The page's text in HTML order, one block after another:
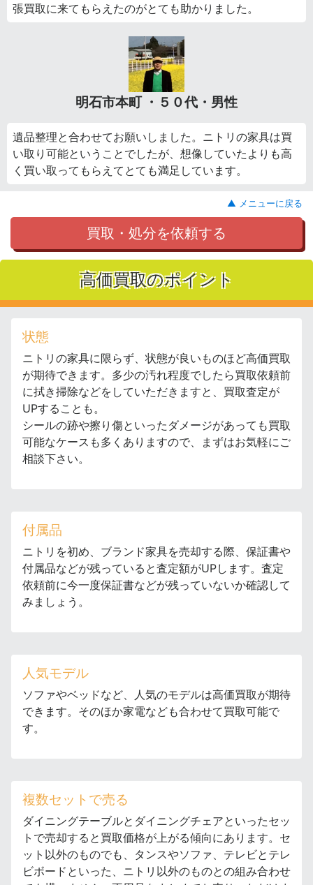
張買取に来てもらえたのがとても助かりました。
明石市本町 ・５０代・男性
遺品整理と合わせてお願いしました。ニトリの家具は買
い取り可能ということでしたが、想像していたよりも高
く買い取ってもらえてとても満足しています。
▲ メニューに戻る
買取・処分を依頼する
高価買取のポイント
状態
ニトリの家具に限らず、状態が良いものほど高価買取
が期待できます。多少の汚れ程度でしたら買取依頼前
に拭き掃除などをしていただきますと、買取査定が
UPすることも。
シールの跡や擦り傷といったダメージがあっても買取
可能なケースも多くありますので、まずはお気軽にご
相談下さい。
付属品
ニトリを初め、ブランド家具を売却する際、保証書や
付属品などが残っていると査定額がUPします。査定
依頼前に今一度保証書などが残っていないか確認して
みましょう。
人気モデル
ソファやベッドなど、人気のモデルは高価買取が期待
できます。そのほか家電なども合わせて買取可能で
す。
複数セットで売る
ダイニングテーブルとダイニングチェアといったセッ
トで売却すると買取価格が上がる傾向にあります。セ
ット以外のものでも、タンスやソファ、テレビとテレ
ビボードといった、ニトリ以外のものとの組み合わせ